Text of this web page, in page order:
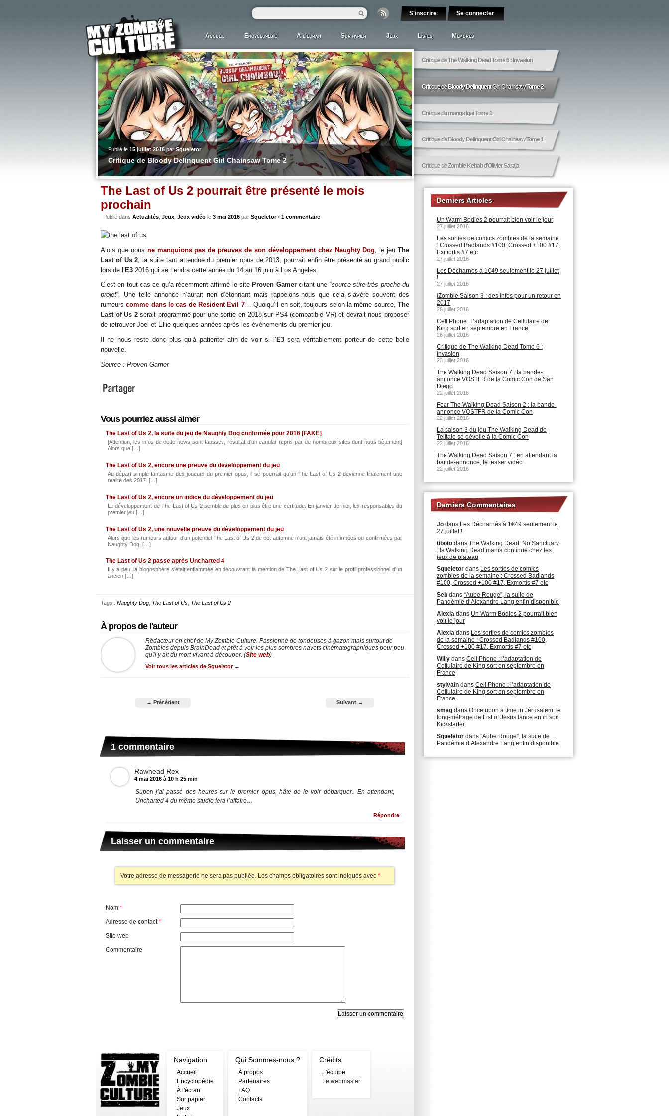
Accueil Encyclopédie À l'écran Sur papier Jeux Listes Membres
Publié le 15 juillet 2016parSqueletor
Critique de Bloody Delinquent Girl Chainsaw Tome 2
Critique de The Walking Dead Tome 6 : Invasion
Critique de Bloody Delinquent Girl Chainsaw Tome 2
Critique du manga Igai Tome 1
Critique de Bloody Delinquent Girl Chainsaw Tome 1
Critique de Zombie Kebab d’Olivier Saraja
The Last of Us 2 pourrait être présenté le mois
prochain
Publié dans Actualités Jeux Jeux vidéo le 3 mai 2016 par Squeletor• 1 commentaire
Alors que nous ne manquions pas de preuves de son développement chez Naughty Dog, le jeu The
Last of Us 2, la suite tant attendue du premier opus de 2013, pourrait enfin être présenté au grand public
lors de l’ E3 2016 qui se tiendra cette année du 14 au 16 juin à Los Angeles.
C’est en tout cas ce qu’a récemment affirmé le site Proven Gamercitant une “source sûre très proche du
projet“. Une telle annonce n’aurait rien d’étonnant mais rappelons-nous que cela s’avère souvent des
rumeurscomme dans le cas de Resident Evil 7… Quoiqu’il en soit, toujours selon la même source,The
Last of Us 2serait programmé pour une sortie en 2018 sur PS4 (compatible VR) et devrait nous proposer
de retrouver Joel et Ellie quelques années après les événements du premier jeu.
Il ne nous reste donc plus qu’à patienter afin de voir si l’ E3sera véritablement porteur de cette belle
nouvelle.
Source : Proven Gamer
Vous pourriez aussi aimer
The Last of Us 2, la suite du jeu de Naughty Dog confirmée pour 2016 [FAKE]
[Attention, les infos de cette news sont fausses, résultat d'un canular repris par de nombreux sites dont nous bêtement]
Alors que […]
The Last of Us 2, encore une preuve du développement du jeu
Au départ simple fantasme des joueurs du premier opus, il se pourrait qu'un The Last of Us 2 devienne finalement une
réalité dès 2017. […]
The Last of Us 2, encore un indice du développement du jeu
Le développement de The Last of Us 2 semble de plus en plus être une certitude. En janvier dernier, les responsables du
premier jeu […]
The Last of Us 2, une nouvelle preuve du développement du jeu
Alors que les rumeurs autour d'un potentiel The Last of Us 2 de cet automne n'ont jamais été infirmées ou confirmées par
Naughty Dog, […]
The Last of Us 2 passe après Uncharted 4
Il y a peu, la blogosphère s'était enflammée en découvrant la mention de The Last of Us 2 sur le profil professionnel d'un
ancien […]
Tags : Naughty Dog The Last of Us The Last of Us 2
À propos de l'auteur
Rédacteur en chef de My Zombie Culture. Passionné de tondeuses à gazon mais surtout de
Zombies depuis BrainDead et prêt à voir les plus sombres navets cinématographiques pour peu
qu'il y ait du mort-vivant à découper. (Site web)
Voir tous les articles de Squeletor →
← Précédent Suivant →
1 commentaire
Rawhead Rex
4 mai 2016 à 10 h 25 min
Super! j’ai passé des heures sur le premier opus, hâte de le voir débarquer.. En attendant,
Uncharted 4 du même studio fera l’affaire…
Répondre
Laisser un commentaire
Votre adresse de messagerie ne sera pas publiée. Les champs obligatoires sont indiqués avec *
Nom *
Adresse de contact*
Site web
Commentaire
Derniers Articles
Un Warm Bodies 2 pourrait bien voir le jour
27 juillet 2016
Les sorties de comics zombies de la semaine
: Crossed Badlands #100, Crossed +100 #17,
Exmortis #7 etc
27 juillet 2016
Les Décharnés à 1€49 seulement le 27 juillet
!
27 juillet 2016
iZombie Saison 3 : des infos pour un retour en
2017
26 juillet 2016
Cell Phone : l’adaptation de Cellulaire de
King sort en septembre en France
26 juillet 2016
Critique de The Walking Dead Tome 6 :
Invasion
23 juillet 2016
The Walking Dead Saison 7 : la bande-
annonce VOSTFR de la Comic Con de San
Diego
22 juillet 2016
Fear The Walking Dead Saison 2 : la bande-
annonce VOSTFR de la Comic Con
22 juillet 2016
La saison 3 du jeu The Walking Dead de
Telltale se dévoile à la Comic Con
22 juillet 2016
The Walking Dead Saison 7 : en attendant la
bande-annonce, le teaser vidéo
22 juillet 2016
Derniers Commentaires
Jo dans Les Décharnés à 1€49 seulement le
27 juillet !
tiboto dans The Walking Dead: No Sanctuary
: la Walking Dead mania continue chez les
jeux de plateau
Squeletor dans Les sorties de comics
zombies de la semaine : Crossed Badlands
#100, Crossed +100 #17, Exmortis #7 etc
Seb dans “Aube Rouge”, la suite de
Pandémie d’Alexandre Lang enfin disponible
Alexia dans Un Warm Bodies 2 pourrait bien
voir le jour
Alexia dans Les sorties de comics zombies
de la semaine : Crossed Badlands #100,
Crossed +100 #17, Exmortis #7 etc
Willy dans Cell Phone : l’adaptation de
Cellulaire de King sort en septembre en
France
stylvain dans Cell Phone : l’adaptation de
Cellulaire de King sort en septembre en
France
smeg dans Once upon a time in Jérusalem, le
long-métrage de Fist of Jesus lance enfin son
Kickstarter
Squeletor dans “Aube Rouge”, la suite de
Pandémie d’Alexandre Lang enfin disponible
Navigation
Accueil
Encyclopédie
À l'écran
Sur papier
Jeux
Qui Sommes-nous ?
À propos
Partenaires
FAQ
Contacts
Crédits
L'équipe
Le webmaster